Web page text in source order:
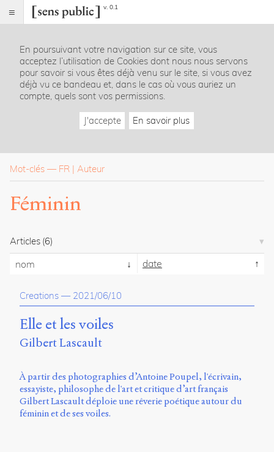
v. 0.1
Index
Rubriques
Essais
La
revue
Présentation
Publier
du
site
Archipel
En
Mastodon
En poursuivant votre navigation sur ce site, vous
acceptez l’utilisation de Cookies dont nous nous servons
pour savoir si vous êtes déjà venu sur le site, si vous avez
déjà vu ce bandeau et, dans le cas où vous auriez un
compte, quels sont vos permissions.
J'accepte En savoir plus
Mot-clés — FR Auteur
Féminin
Articles (6)
nom date
Creations — 2021/06/10
Elle et les voiles
Gilbert Lascault
À partir des photographies d’Antoine Poupel, l'écrivain,
essayiste, philosophe de l'art et critique d’art français
Gilbert Lascault déploie une rêverie poétique autour du
féminin et de ses voiles.